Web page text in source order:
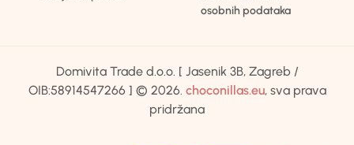
osobnih podataka
Domivita Trade d.o.o. [ Jasenik 3B, Zagreb /
OIB:58914547266 ] © 2026. choconillas.eu, sva prava
pridržana